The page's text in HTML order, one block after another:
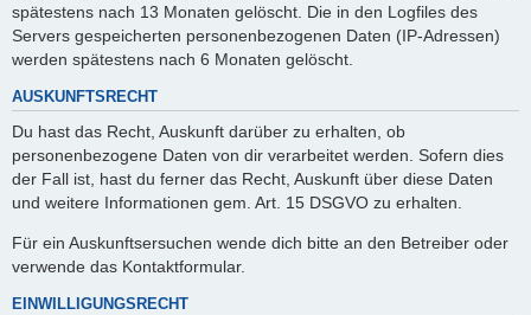
spätestens nach 13 Monaten gelöscht. Die in den Logfiles des
Servers gespeicherten personenbezogenen Daten (IP-Adressen)
werden spätestens nach 6 Monaten gelöscht.
AUSKUNFTSRECHT
Du hast das Recht, Auskunft darüber zu erhalten, ob
personenbezogene Daten von dir verarbeitet werden. Sofern dies
der Fall ist, hast du ferner das Recht, Auskunft über diese Daten
und weitere Informationen gem. Art. 15 DSGVO zu erhalten.
Für ein Auskunftsersuchen wende dich bitte an den Betreiber oder
verwende das Kontaktformular.
EINWILLIGUNGSRECHT